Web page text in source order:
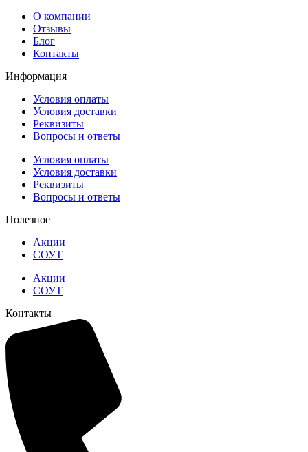
О компании
Отзывы
Блог
Контакты
Информация
Условия оплаты
Условия доставки
Реквизиты
Вопросы и ответы
Условия оплаты
Условия доставки
Реквизиты
Вопросы и ответы
Полезное
Акции
СОУТ
Акции
СОУТ
Контакты